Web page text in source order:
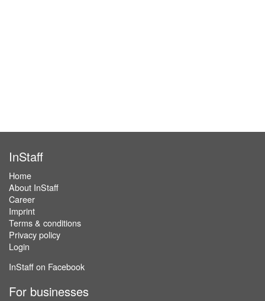
InStaff
Home
About InStaff
Career
Imprint
Terms & conditions
Privacy policy
Login
InStaff on Facebook
For businesses